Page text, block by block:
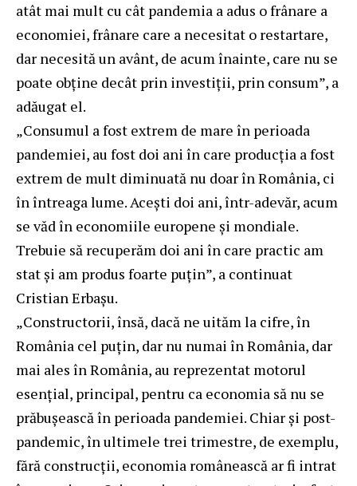
atât mai mult cu cât pandemia a adus o frânare a
economiei, frânare care a necesitat o restartare,
dar necesită un avânt, de acum înainte, care nu se
poate obține decât prin investiții, prin consum”, a
adăugat el.
„Consumul a fost extrem de mare în perioada
pandemiei, au fost doi ani în care producția a fost
extrem de mult diminuată nu doar în România, ci
în întreaga lume. Acești doi ani, într-adevăr, acum
se văd în economiile europene și mondiale.
Trebuie să recuperăm doi ani în care practic am
stat și am produs foarte puțin”, a continuat
Cristian Erbașu.
„Constructorii, însă, dacă ne uităm la cifre, în
România cel puțin, dar nu numai în România, dar
mai ales în România, au reprezentat motorul
esențial, principal, pentru ca economia să nu se
prăbușească în perioada pandemiei. Chiar și post-
pandemic, în ultimele trei trimestre, de exemplu,
fără construcții, economia românească ar fi intrat